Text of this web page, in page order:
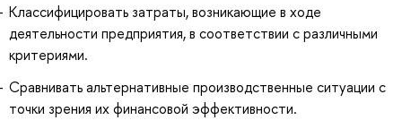
Классифицировать затраты, возникающие в ходе
деятельности предприятия, в соответствии с различными
критериями.
Сравнивать альтернативные производственные ситуации с
точки зрения их финансовой эффективности.